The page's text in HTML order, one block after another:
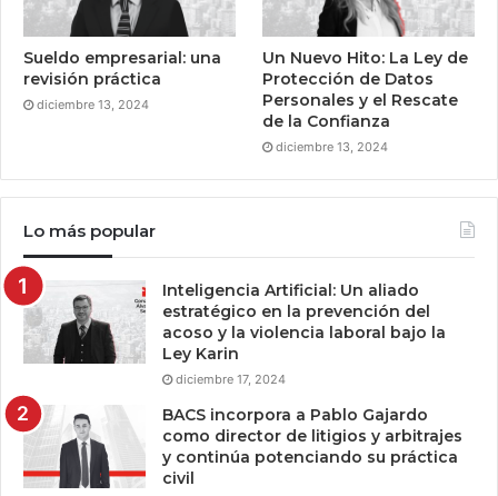
Sueldo empresarial: una
revisión práctica
diciembre 13, 2024
Un Nuevo Hito: La Ley de
Protección de Datos
Personales y el Rescate
de la Confianza
diciembre 13, 2024
Lo más popular
Inteligencia Artificial: Un aliado
estratégico en la prevención del
acoso y la violencia laboral bajo la
Ley Karin
diciembre 17, 2024
BACS incorpora a Pablo Gajardo
como director de litigios y arbitrajes
y continúa potenciando su práctica
civil